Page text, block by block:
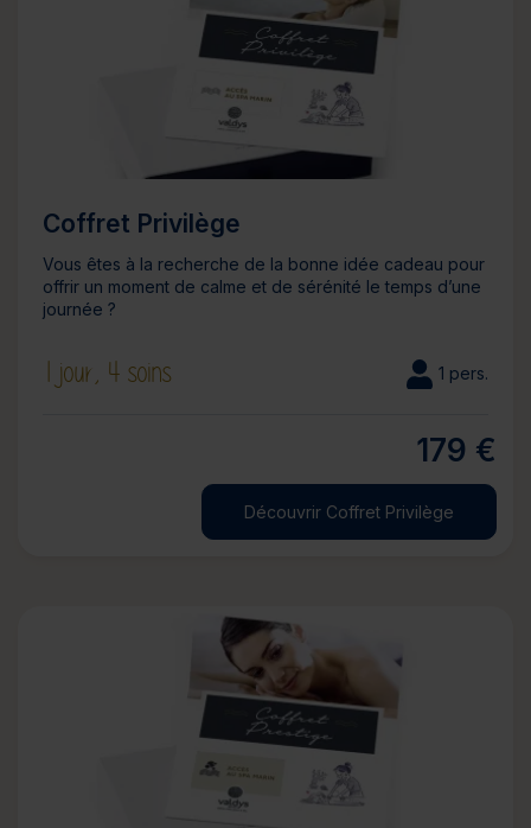
Coffret Privilège
Vous êtes à la recherche de la bonne idée cadeau pour
offrir un moment de calme et de sérénité le temps d’une
journée ?
1 jour, 4 soins 1 pers.
179 €
Découvrir Coffret Privilège